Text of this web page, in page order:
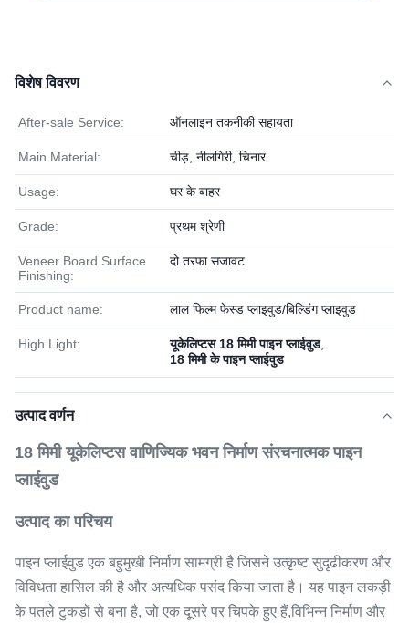
विशेष विवरण
After-sale Service: ऑनलाइन तकनीकी सहायता
Main Material: चीड़, नीलगिरी, चिनार
Usage: घर के बाहर
Grade: प्रथम श्रेणी
Veneer Board Surface
Finishing:
दो तरफा सजावट
Product name: लाल फिल्म फेस्ड प्लाइवुड/बिल्डिंग प्लाइवुड
High Light: यूकेलिप्टस 18 मिमी पाइन प्लाईवुड,
18 मिमी के पाइन प्लाईवुड
उत्पाद वर्णन
18 मिमी यूकेलिप्टस वाणिज्यिक भवन निर्माण संरचनात्मक पाइन
प्लाईवुड
उत्पाद का परिचय
पाइन प्लाईवुड एक बहुमुखी निर्माण सामग्री है जिसने उत्कृष्ट सुदृढीकरण और
विविधता हासिल की है और अत्यधिक पसंद किया जाता है। यह पाइन लकड़ी
के पतले टुकड़ों से बना है, जो एक दूसरे पर चिपके हुए हैं,विभिन्न निर्माण और